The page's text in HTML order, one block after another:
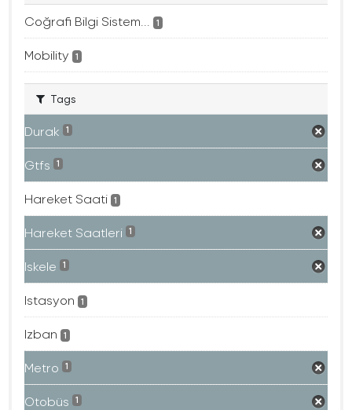
Coğrafi Bilgi Sistem... 1
Mobility 1
Tags
Durak 1
Gtfs 1
Hareket Saati 1
Hareket Saatleri 1
Iskele 1
Istasyon 1
Izban 1
Metro 1
Otobüs 1